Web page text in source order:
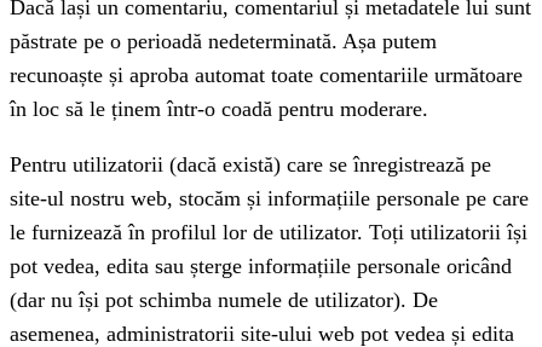
Dacă lași un comentariu, comentariul și metadatele lui sunt
păstrate pe o perioadă nedeterminată. Așa putem
recunoaște și aproba automat toate comentariile următoare
în loc să le ținem într-o coadă pentru moderare.
Pentru utilizatorii (dacă există) care se înregistrează pe
site-ul nostru web, stocăm și informațiile personale pe care
le furnizează în profilul lor de utilizator. Toți utilizatorii își
pot vedea, edita sau șterge informațiile personale oricând
(dar nu își pot schimba numele de utilizator). De
asemenea, administratorii site-ului web pot vedea și edita